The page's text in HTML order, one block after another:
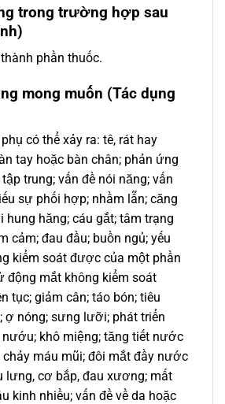
trong trường hợp sau
phần thuốc.
mong muốn (Tác dụng
có thể xảy ra: tê, rát hay
tay hoặc bàn chân; phản ứng
trung; vấn đề nói năng; vấn
sự phối hợp; nhầm lẫn; căng
hung hăng; cáu gắt; tâm trạng
cảm; đau đầu; buồn ngủ; yếu
kiểm soát được của một phần
động mắt không kiểm soát
tục; giảm cân; táo bón; tiêu
ợ nóng; sưng lưỡi; phát triển
khô miệng; tăng tiết nước
chảy máu mũi; đôi mắt đầy nước
lưng, cơ bắp, đau xương; mất
kinh nhiều; vấn đề về da hoặc